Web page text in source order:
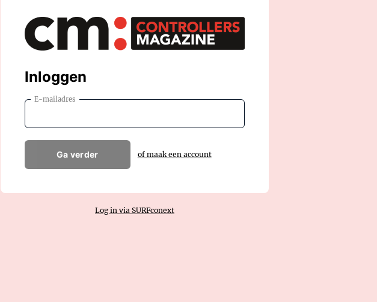
Inloggen
E-mailadres
Ga verder of maak een account
Log in via SURFconext